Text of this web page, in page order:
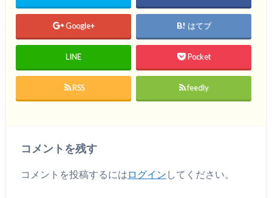
Google+ はてブ
LINE Pocket
RSS feedly
コメントを残す
コメントを投稿するには ログイン してください。